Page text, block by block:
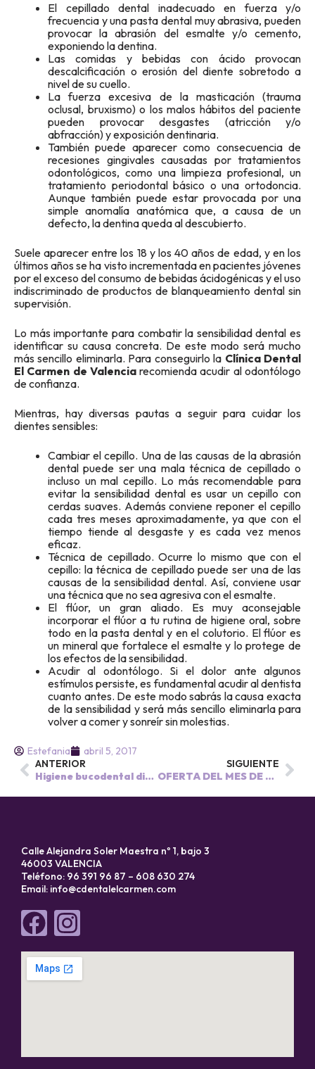
El cepillado dental inadecuado en fuerza y/o
frecuencia y una pasta dental muy abrasiva, pueden
provocar la abrasión del esmalte y/o cemento,
exponiendo la dentina.
Las comidas y bebidas con ácido provocan
descalcificación o erosión del diente sobretodo a
nivel de su cuello.
La fuerza excesiva de la masticación (trauma
oclusal, bruxismo) o los malos hábitos del paciente
pueden provocar desgastes (atricción y/o
abfracción) y exposición dentinaria.
También puede aparecer como consecuencia de
recesiones gingivales causadas por tratamientos
odontológicos, como una limpieza profesional, un
tratamiento periodontal básico o una ortodoncia.
Aunque también puede estar provocada por una
simple anomalía anatómica que, a causa de un
defecto, la dentina queda al descubierto.
Suele aparecer entre los 18 y los 40 años de edad, y en los
últimos años se ha visto incrementada en pacientes jóvenes
por el exceso del consumo de bebidas ácidogénicas y el uso
indiscriminado de productos de blanqueamiento dental sin
supervisión.
Lo más importante para combatir la sensibilidad dental es
identificar su causa concreta. De este modo será mucho
más sencillo eliminarla. Para conseguirlo la Clínica Dental
El Carmen de Valenciarecomienda acudir al odontólogo
de confianza.
Mientras, hay diversas pautas a seguir para cuidar los
dientes sensibles:
Cambiar el cepillo. Una de las causas de la abrasión
dental puede ser una mala técnica de cepillado o
incluso un mal cepillo. Lo más recomendable para
evitar la sensibilidad dental es usar un cepillo con
cerdas suaves. Además conviene reponer el cepillo
cada tres meses aproximadamente, ya que con el
tiempo tiende al desgaste y es cada vez menos
eficaz.
Técnica de cepillado. Ocurre lo mismo que con el
cepillo: la técnica de cepillado puede ser una de las
causas de la sensibilidad dental. Así, conviene usar
una técnica que no sea agresiva con el esmalte.
El flúor, un gran aliado. Es muy aconsejable
incorporar el flúor a tu rutina de higiene oral, sobre
todo en la pasta dental y en el colutorio. El flúor es
un mineral que fortalece el esmalte y lo protege de
los efectos de la sensibilidad.
Acudir al odontólogo. Si el dolor ante algunos
estímulos persiste, es fundamental acudir al dentista
cuanto antes. De este modo sabrás la causa exacta
de la sensibilidad y será más sencillo eliminarla para
volver a comer y sonreír sin molestias.
Estefania
abril 5, 2017
ANTERIOR
Higiene bucodental diaria. ¡ No te olvides de la lengua !
SIGUIENTE
OFERTA DEL MES DE MAYO. SESIÓN BLANQUEAMIENTO -25%
Calle Alejandra Soler Maestra nº 1, bajo 3
46003 VALENCIA
Teléfono: 96 391 96 87 – 608 630 274
Email: info@cdentalelcarmen.com